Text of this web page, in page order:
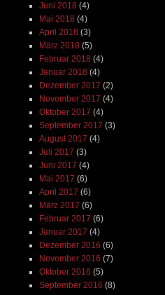
Juni 2018 (4)
Mai 2018 (4)
April 2018 (3)
März 2018 (5)
Februar 2018 (4)
Januar 2018 (4)
Dezember 2017 (2)
November 2017 (4)
Oktober 2017 (4)
September 2017 (3)
August 2017 (4)
Juli 2017 (3)
Juni 2017 (4)
Mai 2017 (6)
April 2017 (6)
März 2017 (6)
Februar 2017 (6)
Januar 2017 (4)
Dezember 2016 (6)
November 2016 (7)
Oktober 2016 (5)
September 2016 (8)